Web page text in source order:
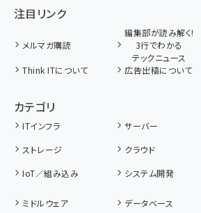
注目リンク
メルマガ購読
編集部が読み解く!
3行でわかる
テックニュース
Think ITについて 広告出稿について
カテゴリ
ITインフラ サーバー
ストレージ
クラウド
IoT／組み込み
システム開発
ミドルウェア データベース